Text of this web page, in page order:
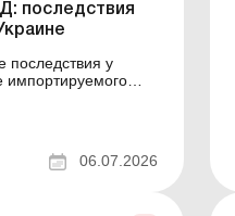
последствия
последствия у
импортируемого
накладной код
первых 4
отметка в
06.07.2026